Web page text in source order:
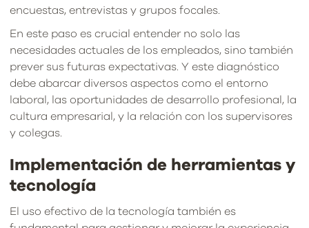
encuestas, entrevistas y grupos focales.
En este paso es crucial entender no solo las
necesidades actuales de los empleados, sino también
prever sus futuras expectativas. Y este diagnóstico
debe abarcar diversos aspectos como el entorno
laboral, las oportunidades de desarrollo profesional, la
cultura empresarial, y la relación con los supervisores
y colegas.
Implementación de herramientas y
tecnología
El uso efectivo de la tecnología también es